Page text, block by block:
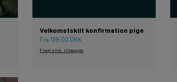
Velkomstskilt konfirmation pige
Fra 199,00 DKK
Fragt omk. tillægges